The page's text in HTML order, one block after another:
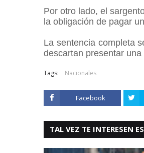
Por otro lado, el
la obligación de pagar
La sentencia completa
descartan presentar
Tags: Nacionales
Facebook
TAL VEZ TE INTERESEN